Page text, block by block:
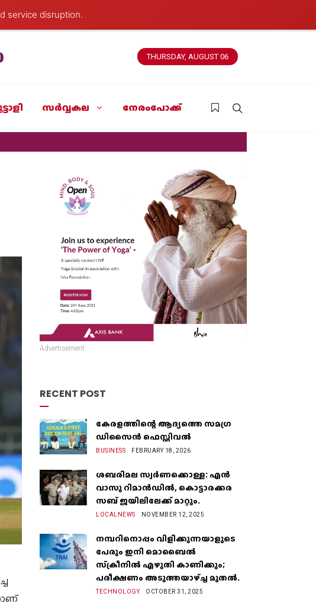
service disruption.
THURSDAY, AUGUST 06
സർവ്വകല നേരംപോക്ക്
Advertisement
RECENT POST
കേരളത്തിന്റെ ആദ്യത്തെ സമഗ്ര
ഡിസൈൻ ഫെസ്റ്റിവൽ
BUSINESS FEBRUARY 18, 2026
ശബരിമല സ്വർണക്കൊള്ള: എൻ
വാസു റിമാൻഡിൽ, കൊട്ടാരക്കര
സബ് ജയിലിലേക്ക് മാറ്റും.
LOCALNEWS NOVEMBER 12, 2025
നമ്പറിനൊപ്പം വിളിക്കുന്നയാളുടെ
പേരും ഇനി മൊബൈൽ
സ്‌ക്രീനില്‍ എഴുതി കാണിക്കും;
പരീക്ഷണം അടുത്തയാഴ്‌ച്ച മുതല്‍.
TECHNOLOGY OCTOBER 31, 2025